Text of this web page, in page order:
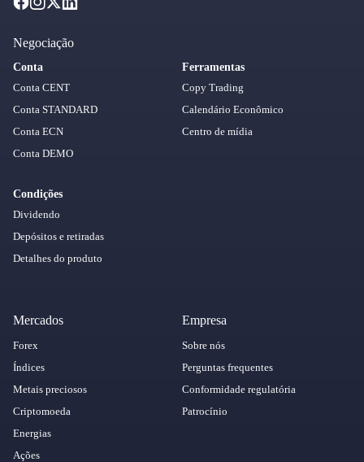
Negociação
Conta
Conta CENT
Conta STANDARD
Conta ECN
Conta DEMO
Condições
Dividendo
Depósitos e retiradas
Detalhes do produto
Ferramentas
Copy Trading
Calendário Econômico
Centro de mídia
Mercados
Forex
Índices
Metais preciosos
Criptomoeda
Energias
Ações
Empresa
Sobre nós
Perguntas frequentes
Conformidade regulatória
Patrocínio